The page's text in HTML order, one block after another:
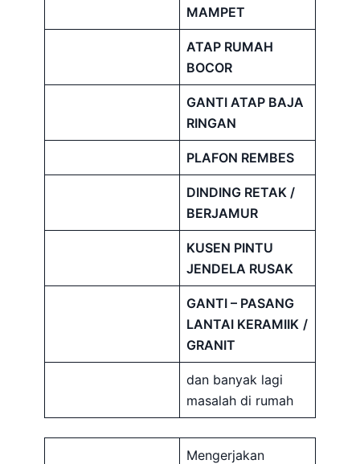
MAMPET
ATAP RUMAH
BOCOR
GANTI ATAP BAJA
RINGAN
PLAFON REMBES
DINDING RETAK /
BERJAMUR
KUSEN PINTU
JENDELA RUSAK
GANTI – PASANG
LANTAI KERAMIIK /
GRANIT
dan banyak lagi
masalah di rumah
Mengerjakan